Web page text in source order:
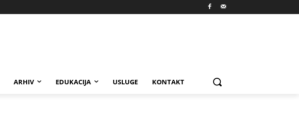
ARHIV EDUKACIJA USLUGE KONTAKT